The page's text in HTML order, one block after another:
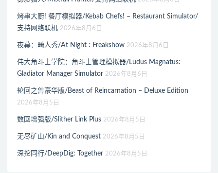
烤串大厨! 餐厅模拟器/Kebab Chefs! – Restaurant Simulator/
支持网络联机 2026年8月6日
夜幕：畸人秀/At Night : Freakshow 2026年8月6日
伟大角斗士学院：角斗士管理模拟器/Ludus Magnatus:
Gladiator Manager Simulator 2026年8月6日
轮回之兽豪华版/Beast of Reincarnation – Deluxe Edition
2026年8月5日
数回增强版/Slither Link Plus 2026年8月5日
无尽矿山/Kin and Conquest 2026年8月5日
深挖同行/DeepDig: Together 2026年8月5日